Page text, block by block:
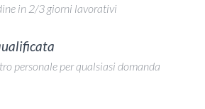
in 2/3 giorni lavorativi
personale per qualsiasi domanda